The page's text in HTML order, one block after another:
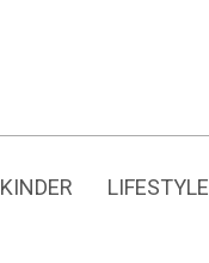
KINDER LIFESTYLE